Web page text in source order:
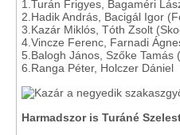
1.Turán Frigyes, Bagaméri
2.Hadik András, Bacigál Igor
3.Kazár Miklós, Tóth Zsolt
4.Vincze Ferenc, Farnadi
5.Balogh János, Szőke
6.Ranga Péter, Holczer
Harmadszor is Turáné